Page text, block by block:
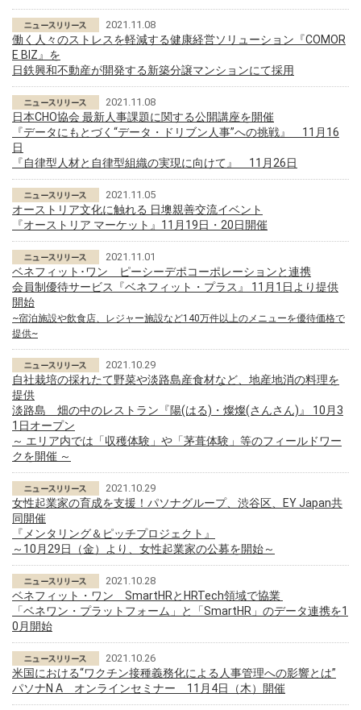
2021.11.08
働く人々のストレスを軽減する健康経営ソリューション『COMOR
E BIZ』を
日鉄興和不動産が開発する新築分譲マンションにて採用
2021.11.08
日本CHO協会 最新人事課題に関する公開講座を開催
『データにもとづく“データ・ドリブン人事”への挑戦』 11月16
日
『自律型人材と自律型組織の実現に向けて』 11月26日
2021.11.05
オーストリア文化に触れる 日墺親善交流イベント
『オーストリア マーケット』11月19日・20日開催
2021.11.01
ベネフィット･ワン ピーシーデポコーポレーションと連携
会員制優待サービス『ベネフィット・プラス』 11月1日より提供
開始
~宿泊施設や飲食店、レジャー施設など140万件以上のメニューを優待価格で
提供~
2021.10.29
自社栽培の採れたて野菜や淡路島産食材など、地産地消の料理を
提供
淡路島 畑の中のレストラン『陽(はる)・燦燦(さんさん)』 10月3
1日オープン
～ エリア内では「収穫体験」や「茅葺体験」等のフィールドワー
クを開催 ～
2021.10.29
女性起業家の育成を支援！パソナグループ、渋谷区、EY Japan共
同開催
『メンタリング＆ピッチプロジェクト』
～10月29日（金）より、女性起業家の公募を開始～
2021.10.28
ベネフィット・ワン SmartHRとHRTech領域で協業
「ベネワン・プラットフォーム」と「SmartHR」のデータ連携を1
0月開始
2021.10.26
米国における“ワクチン接種義務化による人事管理への影響とは”
パソナN A オンラインセミナー 11月4日（木）開催